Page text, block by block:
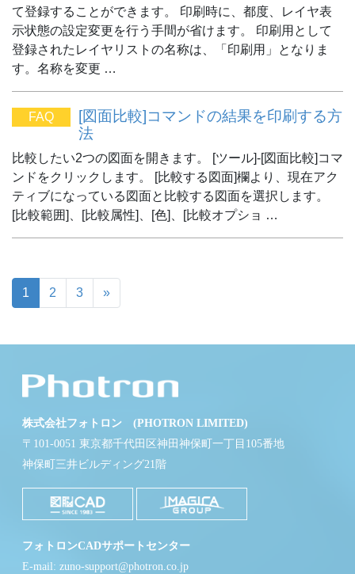
て登録することができます。 印刷時に、都度、レイヤ表
示状態の設定変更を行う手間が省けます。 印刷用として
登録されたレイヤリストの名称は、「印刷用」となりま
す。名称を変更 …
FAQ
[図面比較]コマンドの結果を印刷する方
法
比較したい2つの図面を開きます。 [ツール]-[図面比較]コマ
ンドをクリックします。 [比較する図面]欄より、現在アク
ティブになっている図面と比較する図面を選択します。
[比較範囲]、[比較属性]、[色]、[比較オプショ …
1 2 3 »
株式会社フォトロン (PHOTRON LIMITED)
〒101-0051 東京都千代田区神田神保町一丁目105番地
神保町三井ビルディング21階
フォトロンCADサポートセンター
E-mail: zuno-support@photron.co.jp